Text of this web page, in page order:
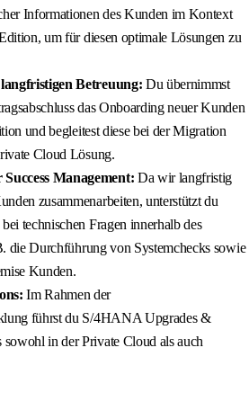
Informationen des Kunden im Kontext
um für diesen optimale Lösungen zu
Betreuung: Du übernimmst
das Onboarding neuer Kunden
und begleitest diese bei der Migration
Cloud Lösung.
Management: Da wir langfristig
zusammenarbeiten, unterstützt du
technischen Fragen innerhalb des
die Durchführung von Systemchecks sowie
Kunden.
Im Rahmen der
führst du S/4HANA Upgrades &
in der Private Cloud als auch